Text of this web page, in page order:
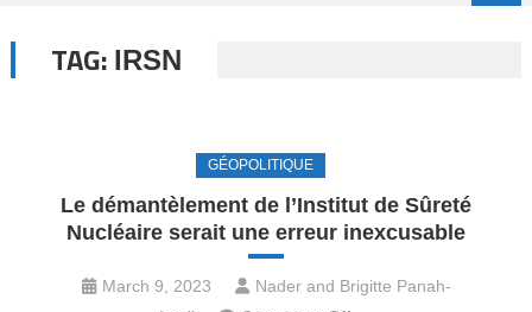
TAG: IRSN
GÉOPOLITIQUE
Le démantèlement de l’Institut de Sûreté
Nucléaire serait une erreur inexcusable
March 9, 2023
Nader and Brigitte Panah-